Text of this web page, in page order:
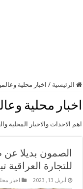
الرئيسية / اخبار محلية
اخبار محلية
اهم الاحداث والاخبار المحلية
الصمون بديلا عن
للتجارة
أبريل 13, 2023 اخبار